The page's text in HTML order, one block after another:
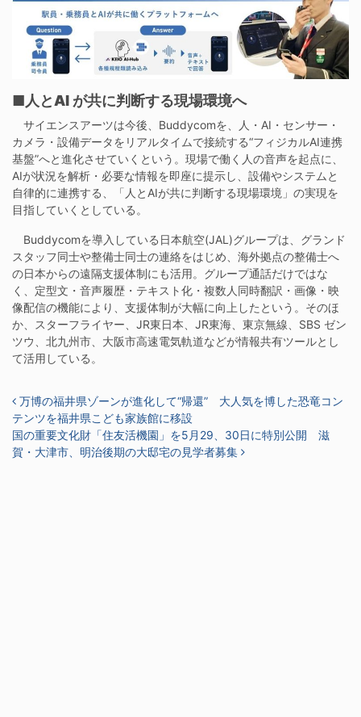
■人とAI が共に判断する現場環境へ
サイエンスアーツは今後、Buddycomを、人・AI・センサー・
カメラ・設備データをリアルタイムで接続する“フィジカルAI連携
基盤”へと進化させていくという。現場で働く人の音声を起点に、
AIが状況を解析・必要な情報を即座に提示し、設備やシステムと
自律的に連携する、「人とAIが共に判断する現場環境」の実現を
目指していくとしている。
Buddycomを導入している日本航空(JAL)グループは、グランド
スタッフ同士や整備士同士の連絡をはじめ、海外拠点の整備士へ
の日本からの遠隔支援体制にも活用。グループ通話だけではな
く、定型文・音声履歴・テキスト化・複数人同時翻訳・画像・映
像配信の機能により、支援体制が大幅に向上したという。そのほ
か、スターフライヤー、JR東日本、JR東海、東京無線、SBS ゼン
ツウ、北九州市、大阪市高速電気軌道などが情報共有ツールとし
て活用している。
投稿ナビゲーション
万博の福井県ゾーンが進化して“帰還” 大人気を博した恐竜コン
テンツを福井県こども家族館に移設
国の重要文化財「住友活機園」を5月29、30日に特別公開 滋
賀・大津市、明治後期の大邸宅の見学者募集